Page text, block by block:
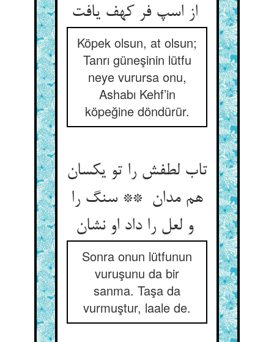
Köpek olsun, at olsun;
Tanrı güneşinin lütfu
neye vurursa onu,
Ashabı Kehf’in
köpeğine döndürür.
تاب لطفش را تو یکسان
هم مدان ** سنگ را
و لعل را داد او نشان
Sonra onun lütfunun
vuruşunu da bir
sanma. Taşa da
vurmuştur, laale de.